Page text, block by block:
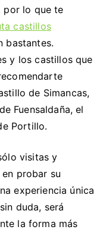
por lo que te
castillos
bastantes.
y los castillos que
de Simancas,
Fuensaldaña, el
Portillo.
visitas y
probar su
experiencia única
duda, será
la forma más